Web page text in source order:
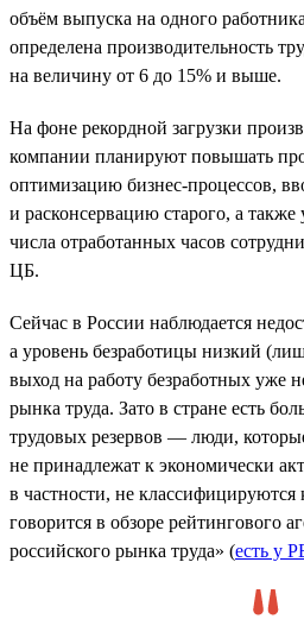
объём выпуска на одного
определена производительность
на величину от 6 до 15% и выше.
На фоне рекордной загрузки
компании планируют повышать
оптимизацию бизнес-процессов,
и расконсервацию старого, а также
числа отработанных часов
ЦБ.
Сейчас в России наблюдается
а уровень безработицы низкий
выход на работу безработных уже
рынка труда. Зато в стране есть
трудовых резервов — люди,
не принадлежат к экономически
в частности, не
говорится в обзоре рейтингового
российского рынка труда» (есть у